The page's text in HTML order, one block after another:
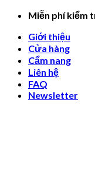
Skip
content
Miễn phí kiểm
Giới thiệu
Cửa hàng
Cẩm nang
Liên hệ
FAQ
Newsletter